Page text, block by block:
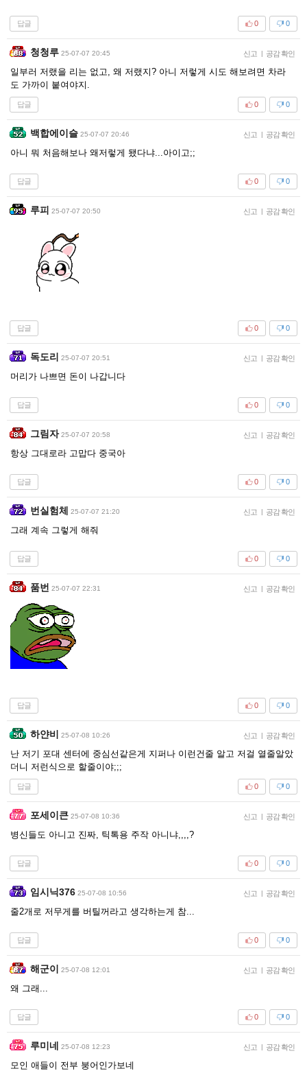
답글 0
0
청청루 25-07-07 20:45 신고 | 공감 확인
일부러 저랬을 리는 없고, 왜 저랬지? 아니 저렇게 시도 해보려면 차라
도 가까이 붙여야지.
답글 0
0
백합에이슬 25-07-07 20:46 신고 | 공감 확인
아니 뭐 처음해보나 왜저렇게 됐다냐...아이고;;
답글 0
0
루피 25-07-07 20:50 신고 | 공감 확인
답글 0
0
독도리 25-07-07 20:51 신고 | 공감 확인
머리가 나쁘면 돈이 나갑니다
답글 0
0
그림자 25-07-07 20:58 신고 | 공감 확인
항상 그대로라 고맙다 중국아
답글 0
0
번실험체 25-07-07 21:20 신고 | 공감 확인
그래 계속 그렇게 해줘
답글 0
0
품번 25-07-07 22:31 신고 | 공감 확인
답글 0
0
하얀비 25-07-08 10:26 신고 | 공감 확인
난 저기 포대 센터에 중심선같은게 지퍼나 이런건줄 알고 저걸 열줄알았
더니 저런식으로 할줄이야;;;
답글 0
0
포세이큰 25-07-08 10:36 신고 | 공감 확인
병신들도 아니고 진짜, 틱톡용 주작 아니냐,,,,?
답글 0
0
임시닉376 25-07-08 10:56 신고 | 공감 확인
줄2개로 저무게를 버틸꺼라고 생각하는게 참...
답글 0
0
해군이 25-07-08 12:01 신고 | 공감 확인
왜 그래...
답글 0
0
루미네 25-07-08 12:23 신고 | 공감 확인
모인 애들이 전부 붕어인가보네